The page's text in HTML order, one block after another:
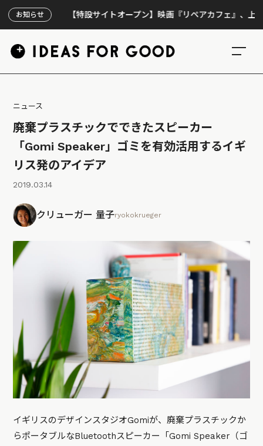
お知らせ【特設サイトオープン】映画『リペアカフェ』、上映300回の
ニュース
廃棄プラスチックでできたスピーカー
「Gomi Speaker」ゴミを有効活用するイギ
リス発のアイデア
2019.03.14
クリューガー 量子ryokokrueger
イギリスのデザインスタジオGomiが、廃棄プラスチックか
らポータブルなBluetoothスピーカー「Gomi Speaker（ゴ